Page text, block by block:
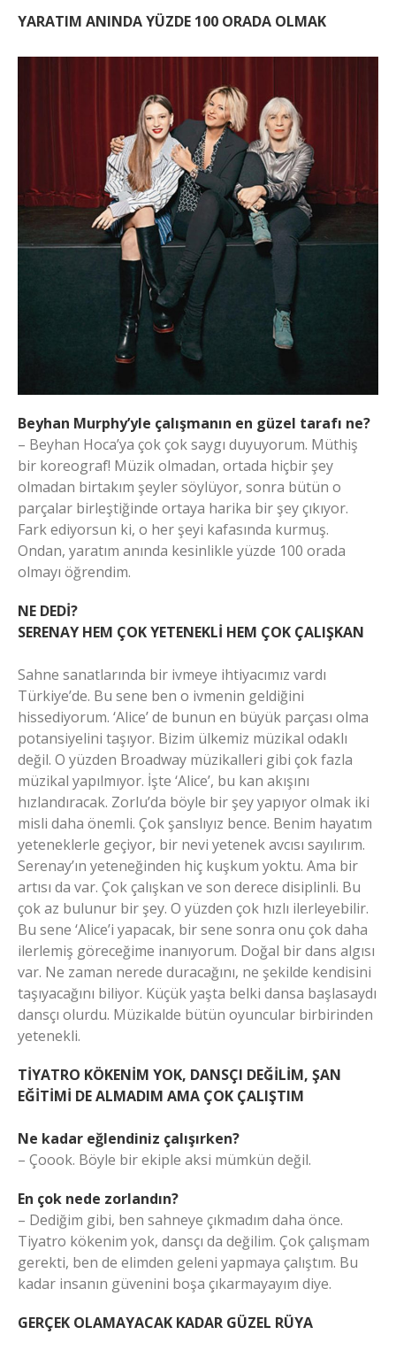
YARATIM ANINDA YÜZDE 100 ORADA OLMAK
Beyhan Murphy’yle çalışmanın en güzel tarafı ne?
– Beyhan Hoca’ya çok çok saygı duyuyorum. Müthiş
bir koreograf! Müzik olmadan, ortada hiçbir şey
olmadan birtakım şeyler söylüyor, sonra bütün o
parçalar birleştiğinde ortaya harika bir şey çıkıyor.
Fark ediyorsun ki, o her şeyi kafasında kurmuş.
Ondan, yaratım anında kesinlikle yüzde 100 orada
olmayı öğrendim.
NE DEDİ?
SERENAY HEM ÇOK YETENEKLİ HEM ÇOK ÇALIŞKAN
Sahne sanatlarında bir ivmeye ihtiyacımız vardı
Türkiye’de. Bu sene ben o ivmenin geldiğini
hissediyorum. ‘Alice’ de bunun en büyük parçası olma
potansiyelini taşıyor. Bizim ülkemiz müzikal odaklı
değil. O yüzden Broadway müzikalleri gibi çok fazla
müzikal yapılmıyor. İşte ‘Alice’, bu kan akışını
hızlandıracak. Zorlu’da böyle bir şey yapıyor olmak iki
misli daha önemli. Çok şanslıyız bence. Benim hayatım
yeteneklerle geçiyor, bir nevi yetenek avcısı sayılırım.
Serenay’ın yeteneğinden hiç kuşkum yoktu. Ama bir
artısı da var. Çok çalışkan ve son derece disiplinli. Bu
çok az bulunur bir şey. O yüzden çok hızlı ilerleyebilir.
Bu sene ‘Alice’i yapacak, bir sene sonra onu çok daha
ilerlemiş göreceğime inanıyorum. Doğal bir dans algısı
var. Ne zaman nerede duracağını, ne şekilde kendisini
taşıyacağını biliyor. Küçük yaşta belki dansa başlasaydı
dansçı olurdu. Müzikalde bütün oyuncular birbirinden
yetenekli.
TİYATRO KÖKENİM YOK, DANSÇI DEĞİLİM, ŞAN
EĞİTİMİ DE ALMADIM AMA ÇOK ÇALIŞTIM
Ne kadar eğlendiniz çalışırken?
– Çoook. Böyle bir ekiple aksi mümkün değil.
En çok nede zorlandın?
– Dediğim gibi, ben sahneye çıkmadım daha önce.
Tiyatro kökenim yok, dansçı da değilim. Çok çalışmam
gerekti, ben de elimden geleni yapmaya çalıştım. Bu
kadar insanın güvenini boşa çıkarmayayım diye.
GERÇEK OLAMAYACAK KADAR GÜZEL RÜYA